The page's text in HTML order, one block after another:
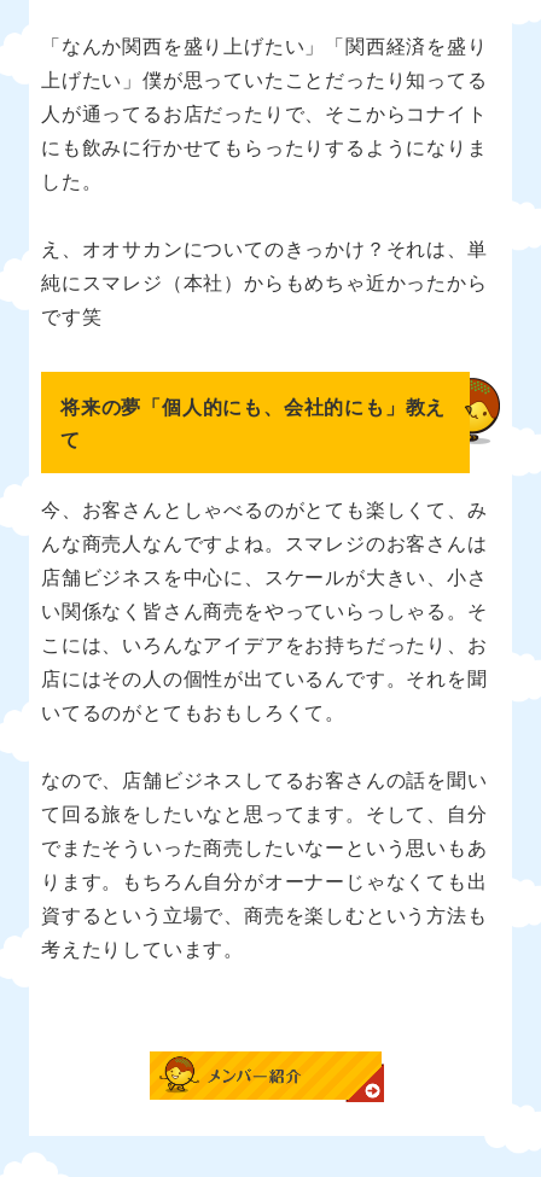
「なんか関西を盛り上げたい」「関西経済を盛り
上げたい」僕が思っていたことだったり知ってる
人が通ってるお店だったりで、そこからコナイト
にも飲みに行かせてもらったりするようになりま
した。
え、オオサカンについてのきっかけ？それは、単
純にスマレジ（本社）からもめちゃ近かったから
です笑
将来の夢「個人的にも、会社的にも」教え
て
今、お客さんとしゃべるのがとても楽しくて、み
んな商売人なんですよね。スマレジのお客さんは
店舗ビジネスを中心に、スケールが大きい、小さ
い関係なく皆さん商売をやっていらっしゃる。そ
こには、いろんなアイデアをお持ちだったり、お
店にはその人の個性が出ているんです。それを聞
いてるのがとてもおもしろくて。
なので、店舗ビジネスしてるお客さんの話を聞い
て回る旅をしたいなと思ってます。そして、自分
でまたそういった商売したいなーという思いもあ
ります。もちろん自分がオーナーじゃなくても出
資するという立場で、商売を楽しむという方法も
考えたりしています。